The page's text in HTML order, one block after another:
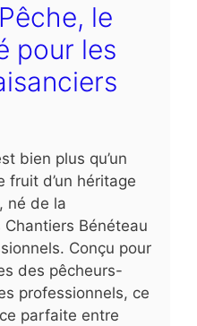
le
pour les
bien plus qu’un
fruit d’un héritage
né de la
Bénéteau
Conçu pour
des pêcheurs-
professionnels, ce
parfaite entre